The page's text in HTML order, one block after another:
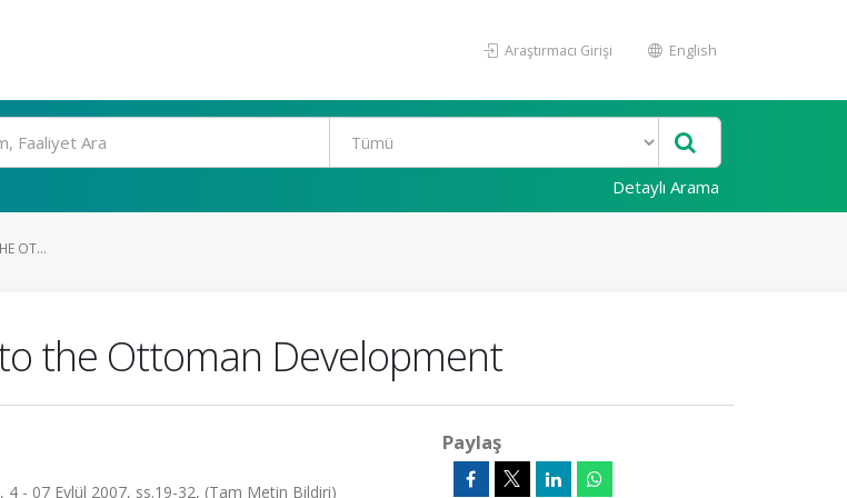
Araştırmacı Girişi English
Detaylı Arama
OT...
the Ottoman Development
4 - 07 Eylül 2007, ss.19-32, (Tam Metin Bildiri)
Paylaş